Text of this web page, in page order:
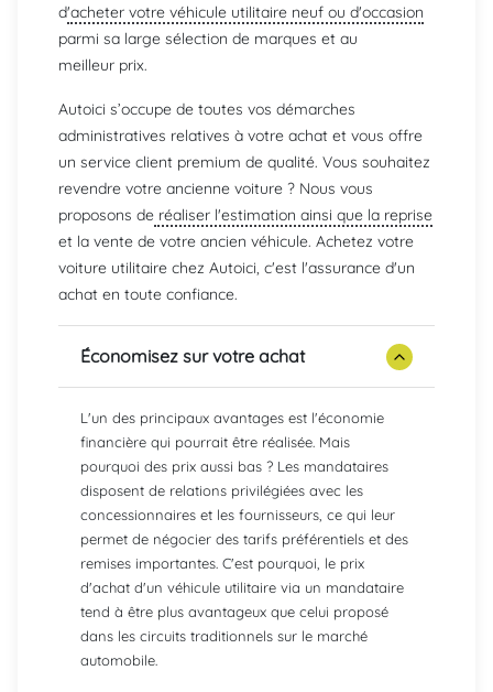
d'acheter votre véhicule utilitaire neuf ou d'occasion
parmi sa large sélection de marques et au
meilleur prix.
Autoici s’occupe de toutes vos démarches
administratives relatives à votre achat et vous offre
un service client premium de qualité. Vous souhaitez
revendre votre ancienne voiture ? Nous vous
proposons de réaliser l'estimation ainsi que la reprise
et la vente de votre ancien véhicule. Achetez votre
voiture utilitaire chez Autoici, c'est l'assurance d'un
achat en toute confiance.
Économisez sur votre achat
L'un des principaux avantages est l'économie
financière qui pourrait être réalisée. Mais
pourquoi des prix aussi bas ? Les mandataires
disposent de relations privilégiées avec les
concessionnaires et les fournisseurs, ce qui leur
permet de négocier des tarifs préférentiels et des
remises importantes. C'est pourquoi, le prix
d'achat d'un véhicule utilitaire via un mandataire
tend à être plus avantageux que celui proposé
dans les circuits traditionnels sur le marché
automobile.